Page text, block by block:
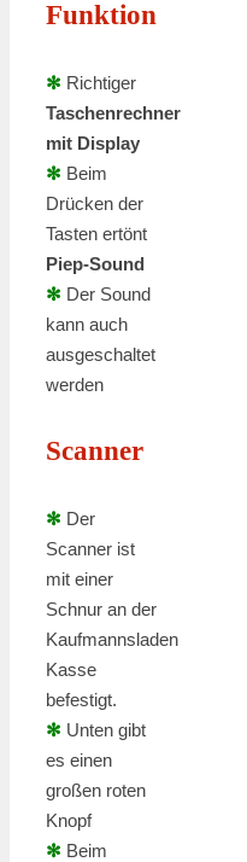
Funktion
✻ Richtiger
Taschenrechner
mit Display
✻ Beim
Drücken der
Tasten ertönt
Piep-Sound
✻ Der Sound
kann auch
ausgeschaltet
werden
Scanner
✻ Der
Scanner ist
mit einer
Schnur an der
Kaufmannsladen
Kasse
befestigt.
✻ Unten gibt
es einen
großen roten
Knopf
✻ Beim